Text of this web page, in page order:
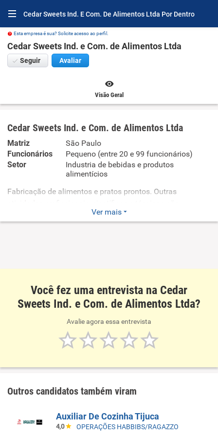
Cedar Sweets Ind. E Com. De Alimentos Ltda Por Dentro
Esta empresa é sua? Solicite acesso ao perfil.
Cedar Sweets Ind. e Com. de Alimentos Ltda
Seguir Avaliar
Visão Geral
Cedar Sweets Ind. e Com. de Alimentos Ltda
Matriz
São Paulo
Funcionários
Pequeno (entre 20 e 99 funcionários)
Setor
Industria de bebidas e produtos
alimentícios
Fabricação de alimentos e pratos prontos. Outras
especificadas anteriormente. Gestão de ativos intangíveis
Ver mais
Você fez uma entrevista na Cedar
Sweets Ind. e Com. de Alimentos Ltda?
Avalie agora essa entrevista
Outros candidatos também viram
Auxiliar De Cozinha Tijuca
4,0 OPERAÇÕES HABBIBS/RAGAZZO